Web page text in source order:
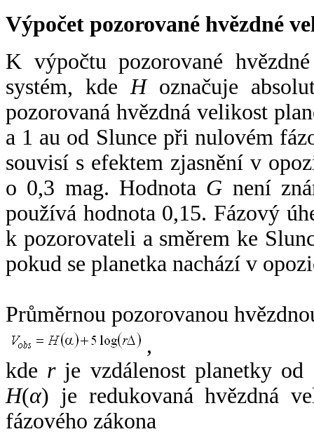
Výpočet pozorované hvězdné
K výpočtu pozorované
systém, kde Hoznačuje
pozorovaná hvězdná velikost
a 1 au od Slunce při nulovém
souvisí s efektem zjasnění v
o 0,3 mag. Hodnota G není
používá hodnota 0,15. Fázový
k pozorovateli a směrem ke
pokud se planetka nachází v
Průměrnou pozorovanou
,
kde rje vzdálenost planetky od
H(α) je redukovaná hvězdná
fázového zákona